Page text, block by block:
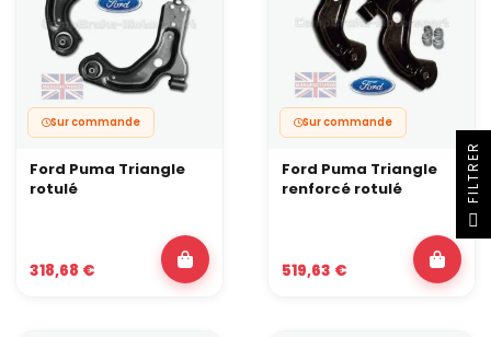
Sur commande
Ford Puma Triangle
rotulé
318,68 €
Sur commande
Ford Puma Triangle
renforcé rotulé
519,63 €
R